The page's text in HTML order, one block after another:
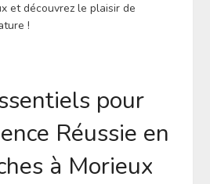
et découvrez le plaisir de
!
pour
Réussie en
à Morieux